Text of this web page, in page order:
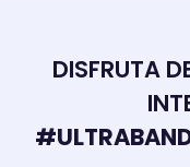
DISFRUTA